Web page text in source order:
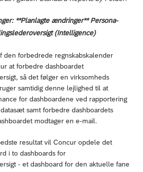
**Planlagte ændringer** Persona-
(Intelligence)
den forbedrede regnskabskalender
at forbedre dashboardet
så det følger en virksomheds
samtidig denne lejlighed til at
for dashboardene ved rapportering
samt forbedre dashboardets
modtager en e-mail.
resultat vil Concur opdele det
i to dashboards for
- et dashboard for den aktuelle fane